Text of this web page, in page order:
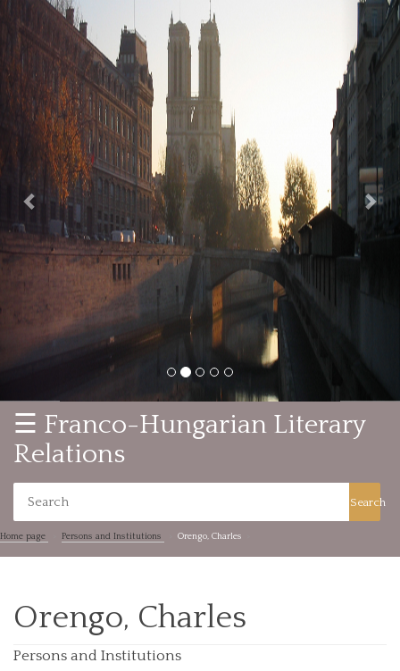
Previous
☰ Franco-Hungarian Literary
Relations
Search
Home page Persons and Institutions Orengo, Charles
Orengo, Charles
Persons and Institutions